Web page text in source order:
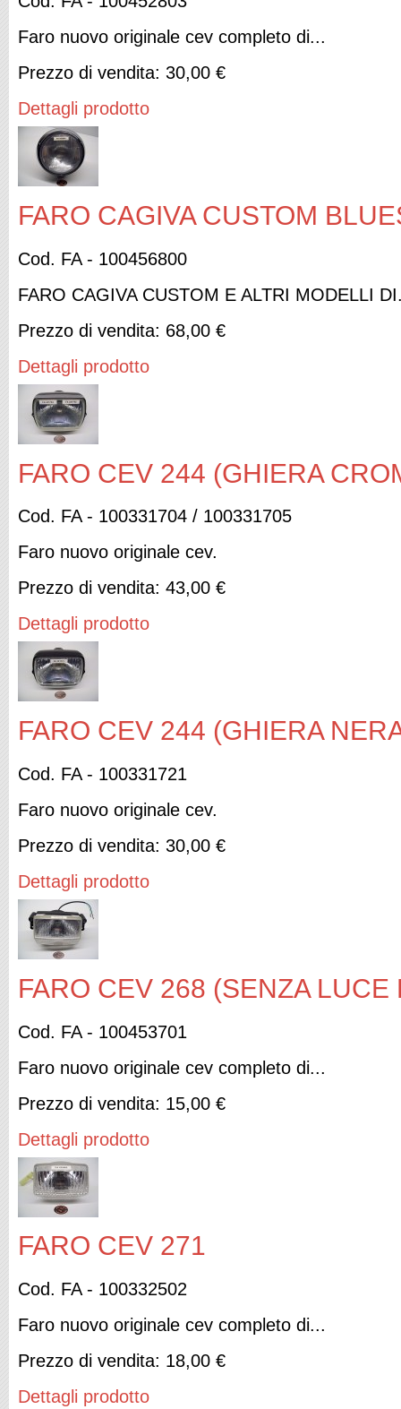
Faro nuovo originale cev completo di...
Prezzo di vendita: 30,00 €
Dettagli prodotto
FARO CAGIVA CUSTOM
Cod. FA - 100456800
FARO CAGIVA CUSTOM E ALTRI MODELLI
Prezzo di vendita: 68,00 €
Dettagli prodotto
FARO CEV 244 (GHIERA
Cod. FA - 100331704 / 100331705
Faro nuovo originale cev.
Prezzo di vendita: 43,00 €
Dettagli prodotto
FARO CEV 244 (GHIERA
Cod. FA - 100331721
Faro nuovo originale cev.
Prezzo di vendita: 30,00 €
Dettagli prodotto
FARO CEV 268 (SENZA LUCE
Cod. FA - 100453701
Faro nuovo originale cev completo di...
Prezzo di vendita: 15,00 €
Dettagli prodotto
FARO CEV 271
Cod. FA - 100332502
Faro nuovo originale cev completo di...
Prezzo di vendita: 18,00 €
Dettagli prodotto